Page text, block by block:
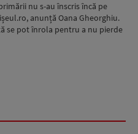
nu s-au înscris încă pe
anunță Oana Gheorghiu.
se pot înrola pentru a nu pierde